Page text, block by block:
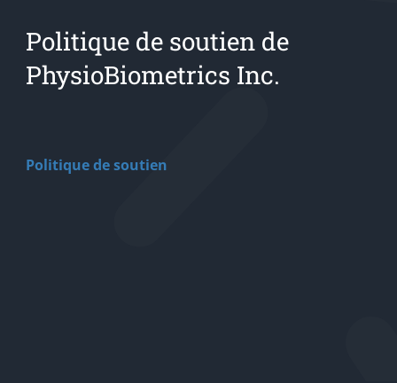
Politique de soutien de
PhysioBiometrics Inc.
Politique de soutien